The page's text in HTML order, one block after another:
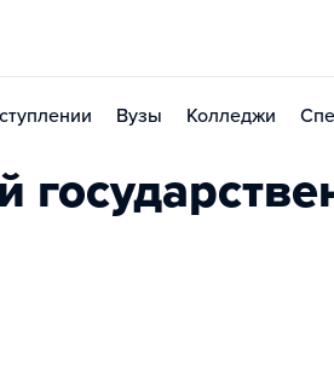
Вузы Колледжи